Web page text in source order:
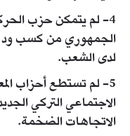
4- لم يتمكن حزب
الجمهوري من كسب ود
لدى الشعب.
5- لم تستطع أحزاب
الاجتماعي التركي
الاتجاهات الضخمة.